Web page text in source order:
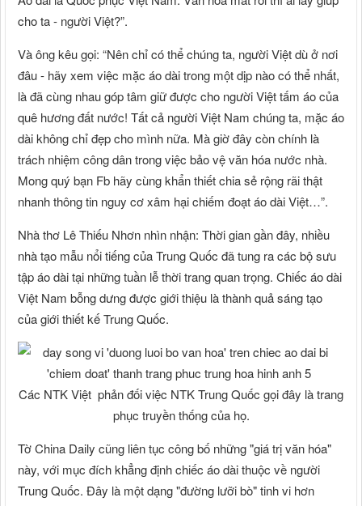
cho ta - người Việt?”.
Và ông kêu gọi: “Nên chỉ có thể chúng ta, người Việt dù ở nơi
đâu - hãy xem việc mặc áo dài trong một dịp nào có thể nhất,
là đã cùng nhau góp tâm giữ được cho người Việt tấm áo của
quê hương đất nước! Tất cả người Việt Nam chúng ta, mặc áo
dài không chỉ đẹp cho mình nữa. Mà giờ đây còn chính là
trách nhiệm công dân trong việc bảo vệ văn hóa nước nhà.
Mong quý bạn Fb hãy cùng khẩn thiết chia sẻ rộng rãi thật
nhanh thông tin nguy cơ xâm hại chiếm đoạt áo dài Việt…”.
Nhà thơ Lê Thiếu Nhơn nhìn nhận: Thời gian gần đây, nhiều
nhà tạo mẫu nổi tiếng của Trung Quốc đã tung ra các bộ sưu
tập áo dài tại những tuần lễ thời trang quan trọng. Chiếc áo dài
Việt Nam bỗng dưng được giới thiệu là thành quả sáng tạo
của giới thiết kế Trung Quốc.
Các NTK Việt phản đối việc NTK Trung Quốc gọi đây là trang
phục truyền thống của họ.
Tờ China Daily cũng liên tục công bố những "giá trị văn hóa"
này, với mục đích khẳng định chiếc áo dài thuộc về người
Trung Quốc. Đây là một dạng "đường lưỡi bò" tinh vi hơn